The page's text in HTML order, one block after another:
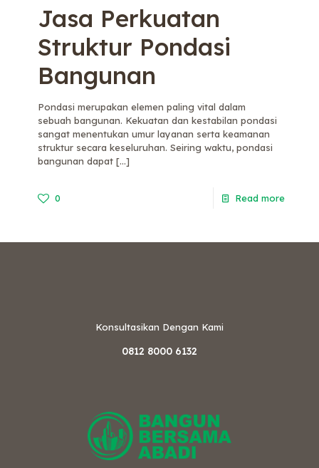
Jasa Perkuatan
Struktur Pondasi
Bangunan
Pondasi merupakan elemen paling vital dalam
sebuah bangunan. Kekuatan dan kestabilan pondasi
sangat menentukan umur layanan serta keamanan
struktur secara keseluruhan. Seiring waktu, pondasi
bangunan dapat […]
0 Read more
Konsultasikan Dengan Kami
0812 8000 6132